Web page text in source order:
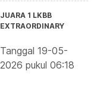
JUARA 1 LKBB
EXTRAORDINARY
Tanggal 19-05-
2026 pukul 06:18